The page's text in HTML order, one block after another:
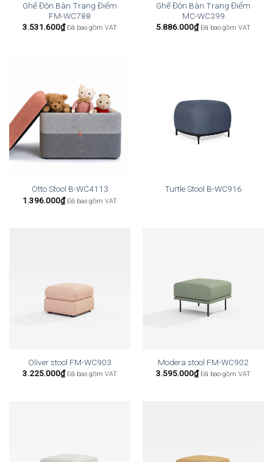
Ghế Đôn Bàn Trang Điểm
FM-WC788
3.531.600₫ Đã bao gồm VAT
Ghế Đôn Bàn Trang Điểm
MC-WC399
5.886.000₫ Đã bao gồm VAT
Otto Stool B-WC4113
1.396.000₫ Đã bao gồm VAT
Turtle Stool B-WC916
Oliver stool FM-WC903
3.225.000₫ Đã bao gồm VAT
Modera stool FM-WC902
3.595.000₫ Đã bao gồm VAT